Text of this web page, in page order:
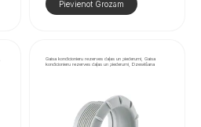
Pievienot Grozam
Gaisa kondicionieru rezerves daļas un piederumi, Gaisa
kondicionieru rezerves daļas un piederumi, Dzesēšana